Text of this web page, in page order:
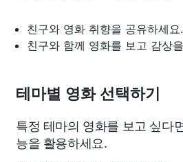
친구와 영화 취향을 공유하세요.
친구와 함께 영화를 보고 감상
테마별 영화 선택하기
특정 테마의 영화를 보고 싶다
능을 활용하세요.